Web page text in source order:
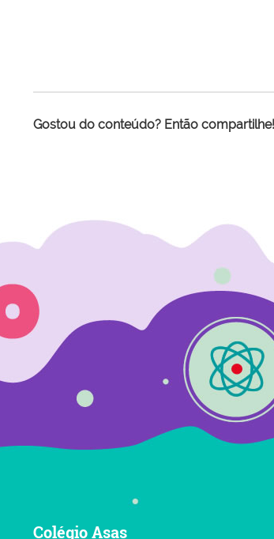
Gostou do conteúdo? Então compartilhe!
Colégio Asas